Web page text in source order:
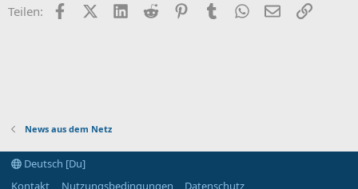
Teilen: FacebookX (Twitter)
LinkedIn
Reddit PinterestTumblr WhatsApp
E-MailLink
News aus dem Netz
Deutsch [Du]
Kontakt
Nutzungsbedingungen Datenschutz